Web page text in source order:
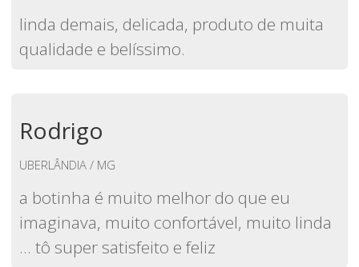
linda demais, delicada, produto de muita
qualidade e belíssimo.
Rodrigo
UBERLÂNDIA / MG
a botinha é muito melhor do que eu
imaginava, muito confortável, muito linda
… tô super satisfeito e feliz